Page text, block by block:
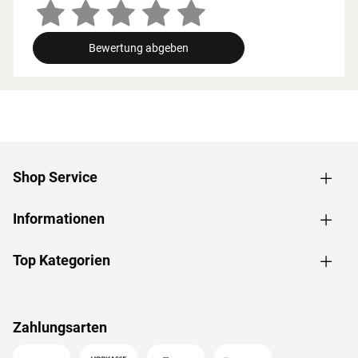
Zusammenhang müssen die Mindestraumhöhe und -
breite beachtet werden.
Grundausstattung
Saunagast besonders angenehm. In der
Grundausstattung sind folgende Liegebänke enthalten: 2
(massives Espenholz).
Räume. Sie nutzt jeden Quadratmeter sinnvoll und ist in
nahezu jeden Raum integrierbar - äußerst kompakt und
Aufbau möglich. Je nach Raumeigenschaften kann sie
Bewertung abgeben
Shop Service
Informationen
Top Kategorien
Zahlungsarten